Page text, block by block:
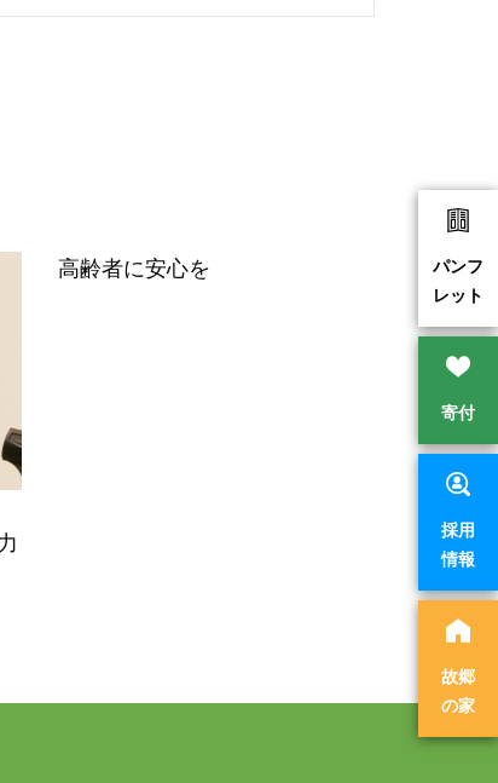
高齢者に安心を
パンフ
レット
寄付
採用
情報
故郷
の家